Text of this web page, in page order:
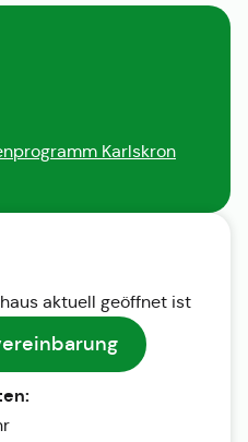
Karlskron
aktuell geöffnet ist